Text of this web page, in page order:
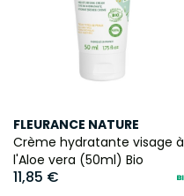
FLEURANCE NATURE
Crème hydratante visage à
l'Aloe vera (50ml) Bio
11,85 €